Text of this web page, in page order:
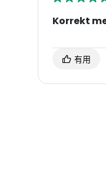
Korrekt
有用